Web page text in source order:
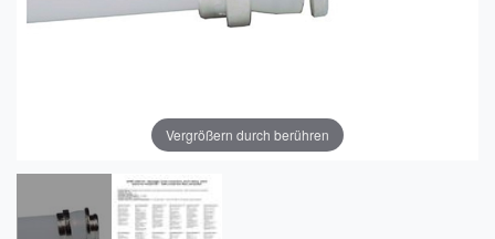
Vergrößern durch berühren